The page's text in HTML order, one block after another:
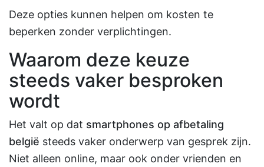
Deze opties kunnen helpen om kosten te
beperken zonder verplichtingen.
Waarom deze keuze
steeds vaker besproken
wordt
Het valt op dat smartphones op afbetaling
belgië steeds vaker onderwerp van gesprek zijn.
Niet alleen online, maar ook onder vrienden en